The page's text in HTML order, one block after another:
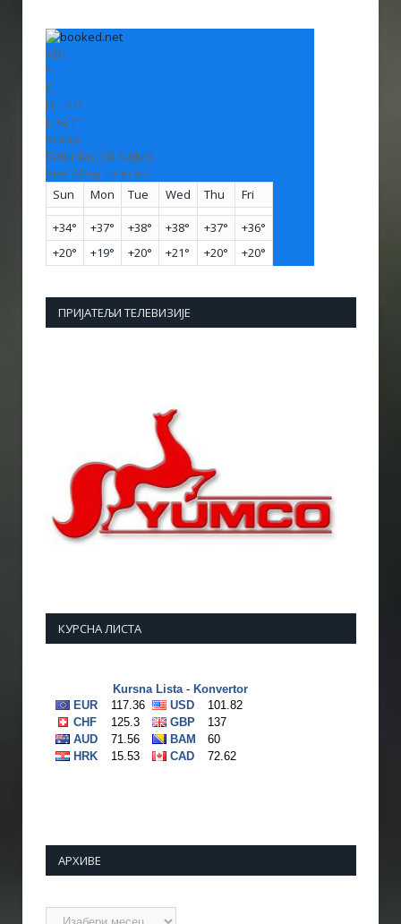
+30
°
C
H: +33°
L: +21°
Vranje
Saturday, 08 August
See 7-Day Forecast
Sun
Mon Tue Wed Thu Fri
+34° +37° +38° +38° +37° +36°
+20° +19° +20° +21° +20° +20°
ПРИЈАТЕЉИ ТЕЛЕВИЗИЈЕ
КУРСНА ЛИСТА
АРХИВЕ
Архиве